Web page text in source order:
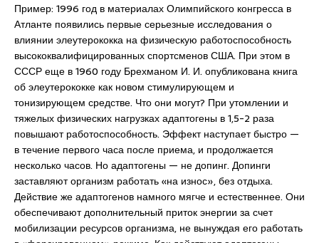
Пример: 1996 год в материалах Олимпийского конгресса в
Атланте появились первые серьезные исследования о
влиянии элеутерококка на физическую работоспособность
высококвалифицированных спортсменов США. При этом в
СССР еще в 1960 году Брехманом И. И. опубликована книга
об элеутерококке как новом стимулирующем и
тонизирующем средстве. Что они могут? При утомлении и
тяжелых физических нагрузках адаптогены в 1,5-2 раза
повышают работоспособность. Эффект наступает быстро —
в течение первого часа после приема, и продолжается
несколько часов. Но адаптогены — не допинг. Допинги
заставляют организм работать «на износ», без отдыха.
Действие же адаптогенов намного мягче и естественнее. Они
обеспечивают дополнительный приток энергии за счет
мобилизации ресурсов организма, не вынуждая его работать